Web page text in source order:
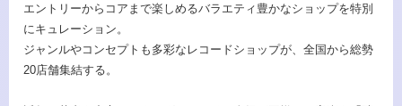
エントリーからコアまで楽しめるバラエティ豊かなショップを特別
にキュレーション。
ジャンルやコンセプトも多彩なレコードショップが、全国から総勢
20店舗集結する。